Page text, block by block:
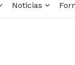
Noticias